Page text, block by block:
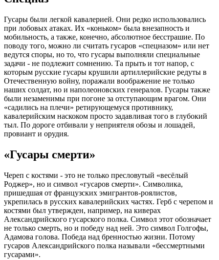
Гусары были легкой кавалерией. Они редко использовались
при лобовых атаках. Их «коньком» была внезапность и
мобильность, а также, конечно, абсолютное бесстрашие. По
поводу того, можно ли считать гусаров «спецназом» или нет
ведутся споры, но то, что гусары выполняли специальные
задачи - не подлежит сомнению. Та прыть и тот напор, с
которым русские гусары крушили артиллерийские редуты в
Отечественную войну, поражали воображение не только
наших солдат, но и наполеоновских генералов. Гусары также
были незаменимы при погоне за отступающим врагом. Они
«садились на плечи» ретирующемуся противнику,
кавалерийским наскоком просто задавливая того в глубокий
тыл. По дороге отбивали у неприятеля обозы и лошадей,
провиант и орудия.
«Гусары смерти»
Череп с костями - это не только пресловутый «весёлый
Роджер», но и символ «гусаров смерти». Символика,
пришедшая от французских эмигрантов-роялистов,
укрепилась в русских кавалерийских частях. Герб с черепом и
костями был утвержден, например, на киверах
Александрийского гусарского полка. Символ этот обозначает
не только смерть, но и победу над ней. Это символ Голгофы,
Адамова голова. Победа над бренностью жизни. Потому
гусаров Александрийского полка называли «бессмертными
гусарами».